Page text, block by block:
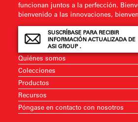
funcionan juntos a la perfección.
bienvenido a las innovaciones,
SUSCRÍBASE PARA RECIBIR
INFORMACIÓN ACTUALIZADA DE
ASI GROUP .
Quiénes somos
Colecciones
Productos
Recursos
Póngase en contacto con nosotros